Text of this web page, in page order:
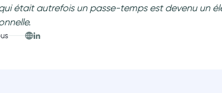
était autrefois un passe-temps est devenu un